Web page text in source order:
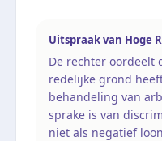
Uitspraak van Hoge
De rechter oordeelt
redelijke grond
behandeling van
sprake is van
niet als negatief